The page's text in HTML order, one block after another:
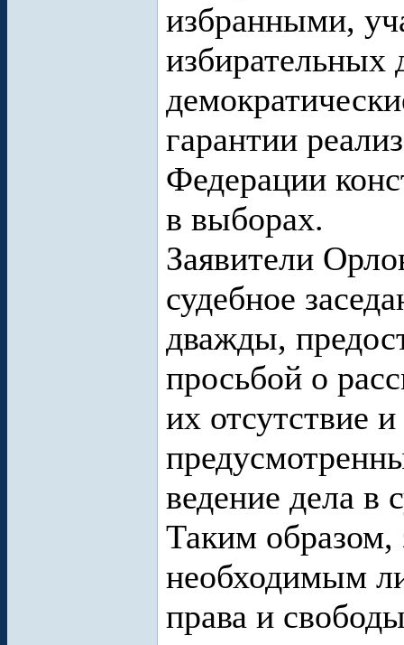
избранными,
избирательных
гарантии
Федерации
в выборах.
Заявители
судебное
дважды,
просьбой о
их отсутствие
ведение дела в
Таким образом,
необходимым
права и